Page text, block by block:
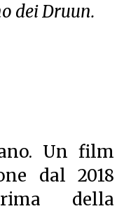
dei Druun.
Un film
dal 2018
della